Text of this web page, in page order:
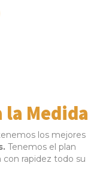
la Medida
los mejores
Tenemos el plan
con rapidez todo su